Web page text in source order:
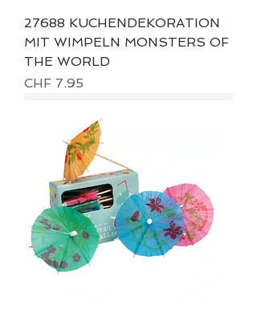
27688 KUCHENDEKORATION
MIT WIMPELN MONSTERS OF
THE WORLD
Price
CHF 7.95